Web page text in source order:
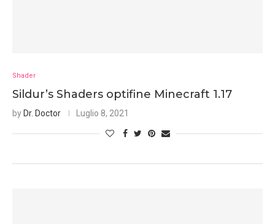
Shader
Sildur’s Shaders optifine Minecraft 1.17
by Dr. Doctor Luglio 8, 2021